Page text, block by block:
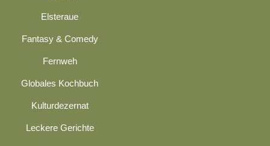
Elsteraue
Fantasy & Comedy
Fernweh
Globales Kochbuch
Kulturdezernat
Leckere Gerichte